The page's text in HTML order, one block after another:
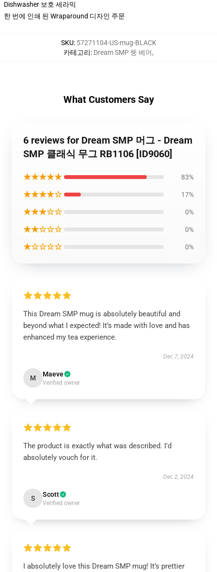
Dishwasher 보호 세라믹
한 번에 인쇄 된 Wraparound 디자인 주문
SKU: 57271104-US-mug-BLACK
카테고리: Dream SMP 뚱 베어,
What Customers Say
6 reviews for Dream SMP 머그 - Dream
SMP 클래식 무그 RB1106 [ID9060]
★★★★★ 83%
★★★★☆ 17%
★★★☆☆ 0%
★★☆☆☆ 0%
★☆☆☆☆ 0%
This Dream SMP mug is absolutely beautiful and
beyond what I expected! It’s made with love and has
enhanced my tea experience.
Dec 7, 2024
M Maeve
Verified owner
The product is exactly what was described. I’d
absolutely vouch for it.
Dec 2, 2024
S Scott
Verified owner
I absolutely love this Dream SMP mug! It’s prettier